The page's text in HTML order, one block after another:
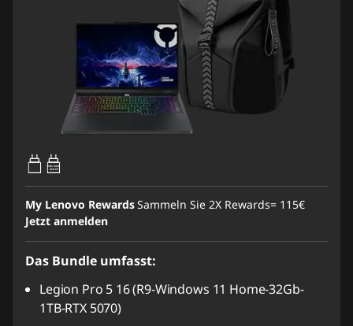
65W-100W
USB PD
My Lenovo RewardsSammeln Sie 2X Rewards= 115€
Jetzt anmelden
Das Bundle umfasst:
Legion Pro 5 16 (R9-Windows 11 Home-32Gb-
1TB-RTX 5070)